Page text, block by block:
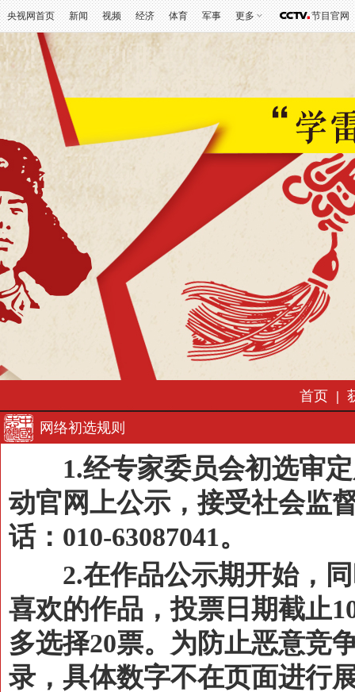
央视网首页 新闻 视频 经济 体育 军事 更多 节目官网
首页 |
网络初选规则
1.经专家委员会初选审定
动官网上公示，接受社会监
话：010-63087041。
2.在作品公示期开始，同
喜欢的作品，投票日期截止
多选择20票。为防止恶意竞
录，具体数字不在页面进行